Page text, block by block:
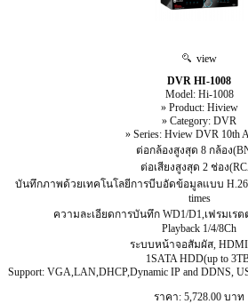
view
DVR HI-1008
Model: Hi-1008
» Product: Hiview
» Category: DVR
» Series: Hview DVR 10th
ต่อกล้องสูงสุด 8 กล้อง
ต่อเสียงสูงสุด 2 ช่อง
บันทึกภาพด้วยเทคโนโลยีการบีบอัดข้อมูลแบบ
times
ความละเอียดการบันทึก WD1/D1,เฟรมเรต
Playback 1/4/8Ch
ระบบหน้าจอสัมผัส, HDMI
1SATA HDD(up to
Support: VGA,LAN,DHCP,Dynamic IP and DDNS,
ราคา: 5,728.00 บาท